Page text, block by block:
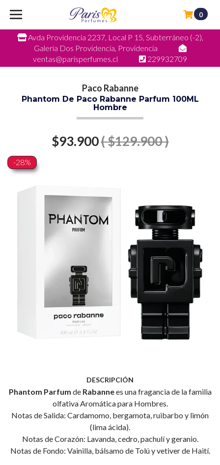
Avda Providencia 2237, Local P 15, Subterráneo (-2),
Galeria Dos Providencia, Providencia
ventas@parisperfumes.cl
229932709
0
Paco Rabanne
Phantom De Paco Rabanne Parfum 100ML
Hombre
$93.900( $129.900 )
-28%
DESCRIPCIÓN
Phantom Parfum de Rabannees una fragancia de la familia
olfativa Aromática para Hombres.
Notas de Salida: Cardamomo, bergamota, ruibarbo y limón
(lima ácida).
Notas de Corazón: Lavanda, cedro, pachulí y geranio.
Notas de Fondo: Vainilla, bálsamo de Tolú y vetiver de Haití.